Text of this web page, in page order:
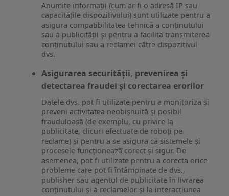
Anumite informații (cum ar fi o adresă IP sau
capacitățile dispozitivului) sunt utilizate pentru a
asigura compatibilitatea tehnică a conținutului
sau a publicității și pentru a facilita transmiterea
conținutului sau a reclamei către dispozitivul
dvs.
Asigurarea securității, prevenirea și
detectarea fraudei și corectarea erorilor
Datele dvs. pot fi utilizate pentru a monitoriza și
preveni activitatea neobișnuită și posibil
frauduloasă (de exemplu, cu privire la
publicitate, clicuri efectuate de roboți pe
reclame) și pentru a se asigura că sistemele și
procesele funcționează corect și sigur. De
asemenea, pot fi utilizate pentru a corecta orice
probleme care pot fi întâmpinate de dvs.,
publisher sau agentul de publicitate în livrarea
conținutului și a reclamelor și la interacțiunea